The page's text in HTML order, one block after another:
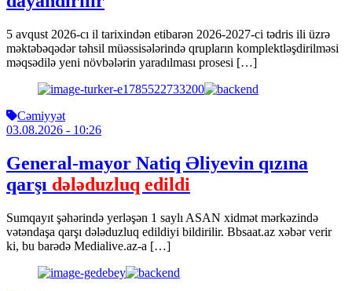
5 avqust 2026-cı il tarixindən etibarən 2026-2027-ci tədris ili üzrə
məktəbəqədər təhsil müəssisələrində qrupların komplektləşdirilməsi
məqsədilə yeni növbələrin yaradılması prosesi […]
Cəmiyyət
03.08.2026 - 10:26
General-mayor Natiq Əliyevin qızına
qarşı dələduzluq edildi
Sumqayıt şəhərində yerləşən 1 saylı ASAN xidmət mərkəzində
vətəndaşa qarşı dələduzluq edildiyi bildirilir. Bbsaat.az xəbər verir
ki, bu barədə Medialive.az-a […]